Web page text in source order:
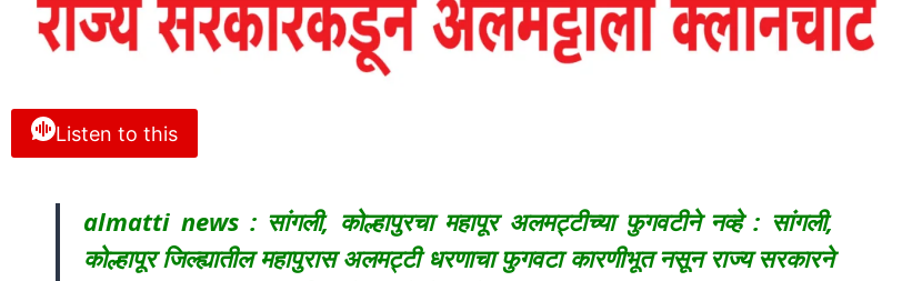
Listen to this
almatti news : सांगली, कोल्हापुरचा महापूर अलमट्टीच्या फुगवटीने नव्हे : सांगली,
कोल्हापूर जिल्ह्यातील महापुरास अलमट्टी धरणाचा फुगवटा कारणीभूत नसून राज्य सरकारने